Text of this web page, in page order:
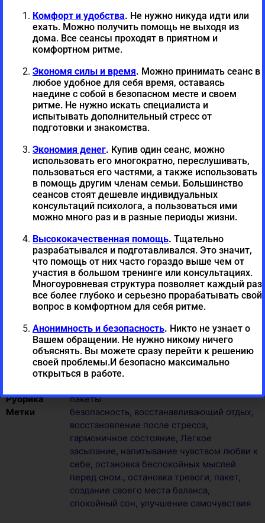
и одиночество, отчаяние.
1 ×Улучши самочувствие с
помощью цветотерапии.
Медитация перед сном.
Восстановление после
перенапряжения. Улучшение
самочувствия и здоровья.
79,00€
расслабление, приятная
релаксация перед сном,
улучшение здоровья. Внутренняя
гармония и покой.
68,00€
1 ×Глазами любви. Любовь к
себе и
самоподдержка.Внутренний
образ себя. Возвращение силы и
уверенности. Чувства принятия
себя.
38,00
В корзину
Рубрика
пакеты
Метки
безопасность, восстанавливающий отдых,
восстановление после стресса,
гармоничное состояние, Легкое
засыпание, напитывание чувством любви к
себе, остановка беспокойных мыслей
перед сном., остановка тревоги, пакет,
создание своего места баланса,
спокойный сон, улучшение самочувствия
Комфорт и удобства. Не нужно никуда идти или
ехать. Можно получить помощь не выходя из
дома. Все сеансы проходят в приятном и
комфортном ритме.
Экономя силы и время. Можно принимать сеанс в
любое удобное для себя время, оставаясь
наедине с собой в безопасном месте и своем
ритме. Не нужно искать специалиста и
испытывать дополнительный стресс от
подготовки и знакомства.
Экономия денег. Купив один сеанс, можно
использовать его многократно, переслушивать,
пользоваться его частями, а также использовать
в помощь другим членам семьи. Большинство
сеансов стоят дешевле индивидуальных
консультаций психолога, а пользоваться ими
можно много раз и в разные периоды жизни.
Высококачественная помощь. Тщательно
разрабатывался и подготавливался. Это значит,
что помощь от них часто гораздо выше чем от
участия в большом тренинге или консультациях.
Многоуровневая структура позволяет каждый раз
все более глубоко и серьезно прорабатывать свой
вопрос в комфортном для себя ритме.
Анонимность и безопасность. Никто не узнает о
Вашем обращении. Не нужно никому ничего
объяснять. Вы можете сразу перейти к решению
своей проблемы.И безопасно максимально
открыться в работе.